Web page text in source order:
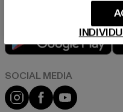
Instagram
FacebookYouTube